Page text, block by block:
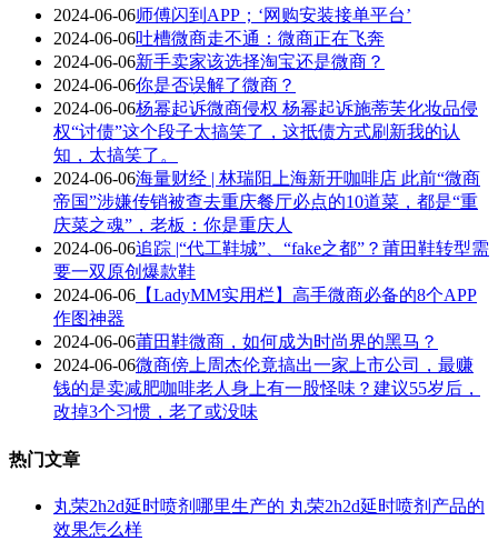
2024-06-06师傅闪到APP；‘网购安装接单平台’
2024-06-06吐槽微商走不通：微商正在飞奔
2024-06-06新手卖家该选择淘宝还是微商？
2024-06-06你是否误解了微商？
2024-06-06杨幂起诉微商侵权 杨幂起诉施蒂芙化妆品侵
权“讨债”这个段子太搞笑了，这抵债方式刷新我的认
知，太搞笑了。
2024-06-06海量财经 | 林瑞阳上海新开咖啡店 此前“微商
帝国”涉嫌传销被查去重庆餐厅必点的10道菜，都是“重
庆菜之魂”，老板：你是重庆人
2024-06-06追踪 |“代工鞋城”、“fake之都”？莆田鞋转型需
要一双原创爆款鞋
2024-06-06 【LadyMM实用栏】高手微商必备的8个APP
作图神器
2024-06-06莆田鞋微商，如何成为时尚界的黑马？
2024-06-06微商傍上周杰伦竟搞出一家上市公司，最赚
钱的是卖减肥咖啡老人身上有一股怪味？建议55岁后，
改掉3个习惯，老了或没味
热门文章
丸荣2h2d延时喷剂哪里生产的 丸荣2h2d延时喷剂产品的
效果怎么样